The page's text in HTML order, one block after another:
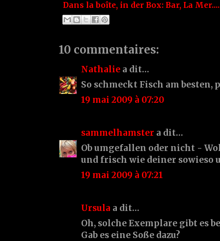
Dans la boîte, in der Box: Bar, La Mer....
10 commentaires:
Nathalie a dit…
So schmeckt Fisch am besten,
19 mai 2009 à 07:20
sammelhamster a dit…
Ob umgefallen oder nicht -
und frisch wie deiner sowieso
19 mai 2009 à 07:21
Ursula a dit…
Oh, solche Exemplare gibt es
Gab es eine Soße dazu?